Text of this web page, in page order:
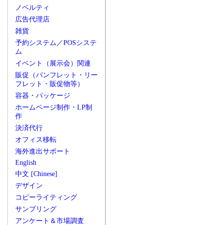
ノベルティ
広告代理店
雑貨
予約システム／POSシステ
ム
イベント（展示会）関連
販促（パンフレット・リー
フレット・販促物等）
容器・パッケージ
ホームページ制作・LP制
作
決済代行
オフィス移転
海外進出サポート
English
中文 [Chinese]
デザイン
コピーライティング
サンプリング
アンケート＆市場調査